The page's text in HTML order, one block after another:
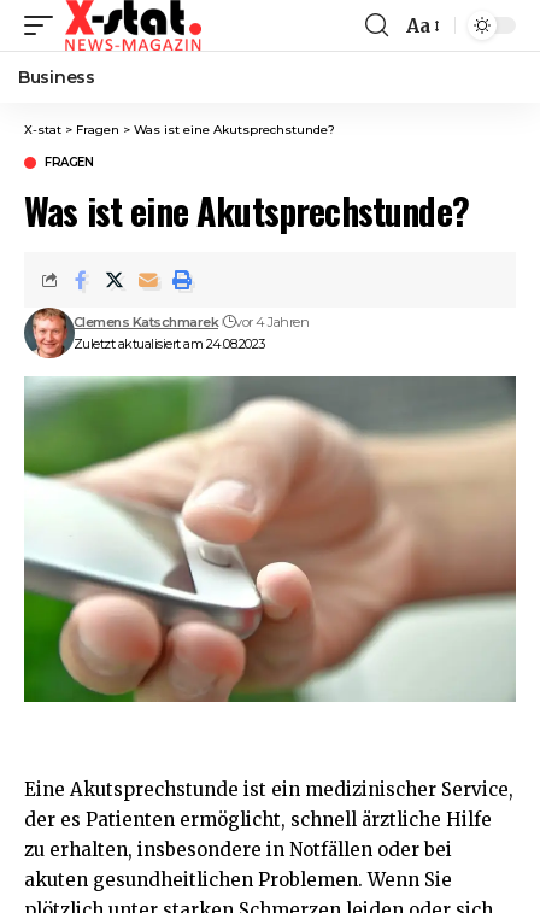
Font
Aa
Business
X-stat > Fragen > Was ist eine Akutsprechstunde?
FRAGEN
Was ist eine Akutsprechstunde?
Zuletzt aktualisiert am 24.08.2023
Clemens Katschmarek vor 4 Jahren
Eine Akutsprechstunde ist ein medizinischer Service,
der es Patienten ermöglicht, schnell ärztliche Hilfe
zu erhalten, insbesondere in Notfällen oder bei
akuten gesundheitlichen Problemen. Wenn Sie